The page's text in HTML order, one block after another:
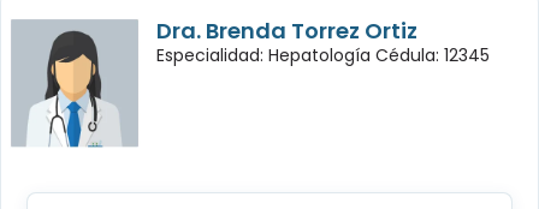
Dra. Brenda Torrez Ortiz
Especialidad: Hepatología Cédula: 12345